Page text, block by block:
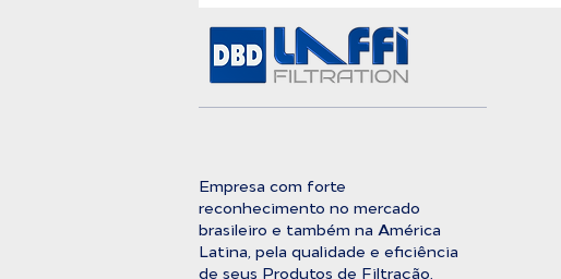
Pureza Absoluta
Empresa com forte
reconhecimento no mercado
brasileiro e também na América
Latina, pela qualidade e eficiência
de seus Produtos de Filtração.